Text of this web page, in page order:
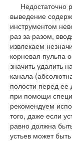
Недостаточно
выведение
инструментом
раз за разом,
извлекаем
корневая пульпа
значить удалить
канала
полости перед ее
при помощи
рекомендуем
того, даже если
равно должна
устьев может